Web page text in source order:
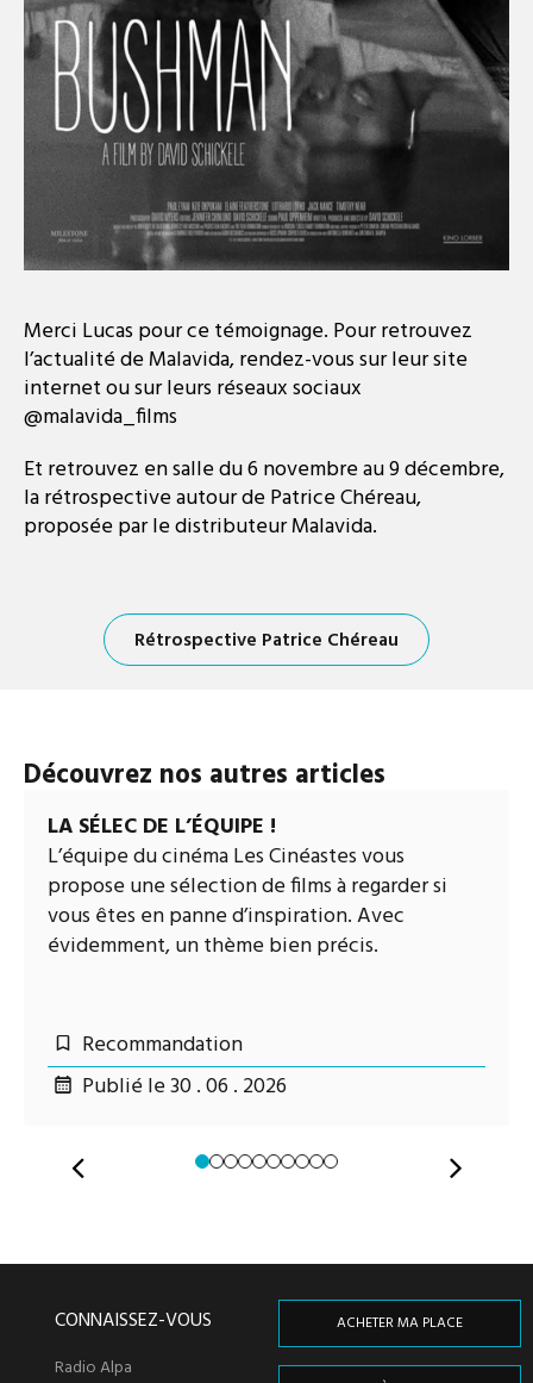
Merci Lucas pour ce témoignage. Pour retrouvez
l’actualité de Malavida, rendez-vous sur leur site
internet ou sur leurs réseaux sociaux
@malavida_films
Et retrouvez en salle du 6 novembre au 9 décembre,
la rétrospective autour de Patrice Chéreau,
proposée par le distributeur Malavida.
Rétrospective Patrice Chéreau
Découvrez nos autres articles
LA SÉLEC DE L’ÉQUIPE !
L’équipe du cinéma Les Cinéastes vous
propose une sélection de films à regarder si
vous êtes en panne d’inspiration. Avec
évidemment, un thème bien précis.
Recommandation
Publié le 30 . 06 . 2026
HORS-CHAMP
CONNAISSEZ-VOUS
Radio Alpa
ACHETER MA PLACE